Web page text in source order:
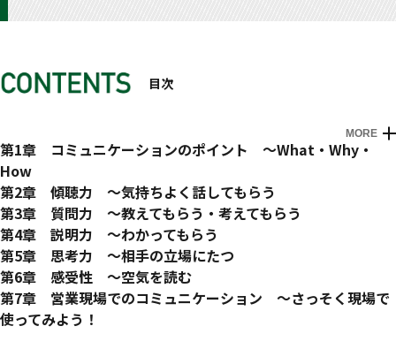
目次
MORE
はじめに
第1章 コミュニケーションのポイント ～What・Why・
How
・コミュニケーションって何？
・コミュニケーションの目的って？
・営業で役立つコミュニケーション・スキル
第2章 傾聴力 ～気持ちよく話してもらう
・聞き下手な人は損をする
・相手が気持ちよくなるスキル
・相手の話がとまらなくなるスキル
・「やるな！この営業」と思わせるスキル
第3章 質問力 ～教えてもらう・考えてもらう
・質問するメリット
・見えている問題と見えていない問題
・お客様の問題とは？
・仮説で網をはる
・営業現場で聞く「質問の大枠」
第4章 説明力 ～わかってもらう
・わかってもらいたい２つのこと
・お客様から信頼感を勝ち得るには？
・「ちょこっと説明」で情報を引き出す
・「じっくり説明」で納得してもらう
第5章 思考力 ～相手の立場にたつ
・言動の土台にあるのは？
・筋道立てて考える
・相手の感情に配慮する
第6章 感受性 ～空気を読む
・言いたいことは何なのか？
・お客様の真意をつかむ
第7章 営業現場でのコミュニケーション ～さっそく現場で
使ってみよう！